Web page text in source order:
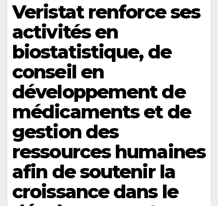
Veristat renforce ses
activités en
biostatistique, de
conseil en
développement de
médicaments et de
gestion des
ressources humaines
afin de soutenir la
croissance dans le